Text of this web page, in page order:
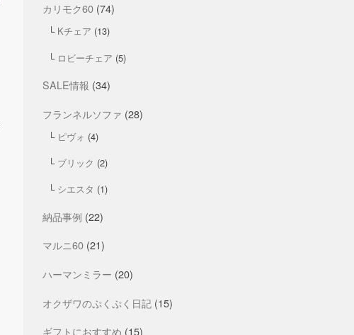
カリモク60 (74)
Kチェア (13)
ロビーチェア (5)
SALE情報 (34)
フランネルソファ (28)
ピヴォ (4)
ブリック (2)
シエスタ (1)
納品事例 (22)
マルニ60 (21)
ハーマンミラー (20)
オクザワのぷくぷく日記 (15)
ギフトにおすすめ (15)